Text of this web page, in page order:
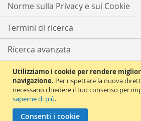
Utilizziamo i cookie per rendere
navigazione. Per rispettare la nuova
necessario chiedere il tuo consenso per
saperne di più.
Consenti i cookie
Norme sulla Privacy e sui Cookie
Termini di ricerca
Ricerca avanzata
Ordini e resi
Contattaci
Copyright © 2021 Solema Tutti i diritti